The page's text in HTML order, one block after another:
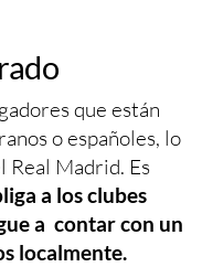
que están
o españoles, lo
Real Madrid. Es
a los clubes
a contar con un
localmente.